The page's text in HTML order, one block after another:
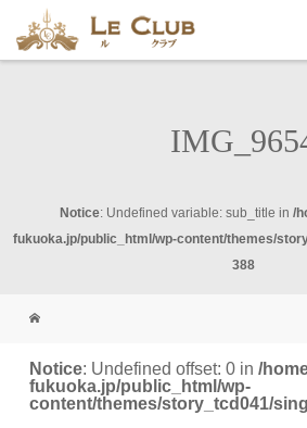
Notice: Undefined variable: sub_title in /
fukuoka.jp/public_html/wp-content/themes/
388
Notice: Undefined offset: 0 in/
fukuoka.jp/public_html/wp-
content/themes/story_tcd041/